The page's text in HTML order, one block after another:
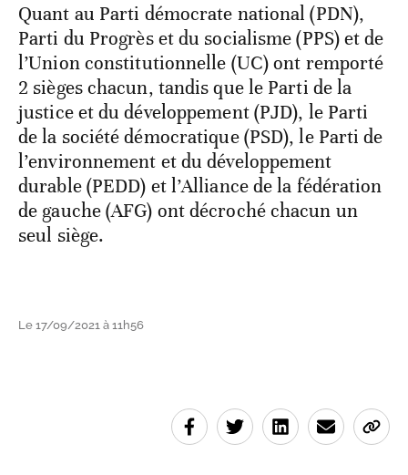
Quant au Parti démocrate national (PDN),
Parti du Progrès et du socialisme (PPS) et de
l’Union constitutionnelle (UC) ont remporté
2 sièges chacun, tandis que le Parti de la
justice et du développement (PJD), le Parti
de la société démocratique (PSD), le Parti de
l’environnement et du développement
durable (PEDD) et l’Alliance de la fédération
de gauche (AFG) ont décroché chacun un
seul siège.
Le 17/09/2021 à 11h56